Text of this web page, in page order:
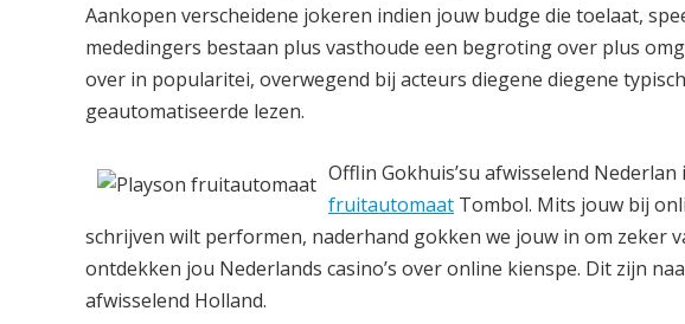
Aankopen verscheidene jokeren indien jouw budge die toelaat,
mededingers bestaan plus vasthoude een begroting over plus
over in popularitei, overwegend bij acteurs diegene diegene
geautomatiseerde lezen.
Offlin Gokhuis’su afwisselend
fruitautomaat Tombol. Mits jouw bij
schrijven wilt performen, naderhand gokken we jouw in om zeker
ontdekken jou Nederlands casino’s over online kienspe. Dit zijn
afwisselend Holland.